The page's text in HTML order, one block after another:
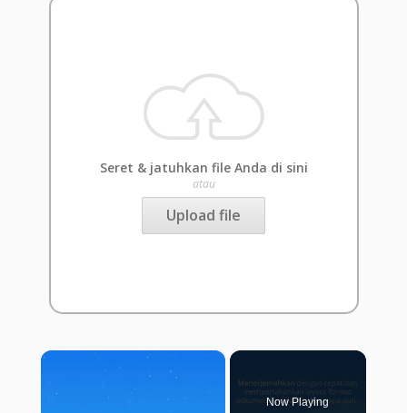
Seret & jatuhkan file Anda di sini
atau
Upload file
×
Now Playing